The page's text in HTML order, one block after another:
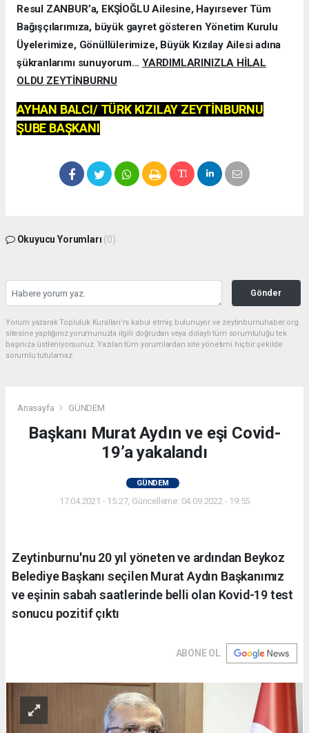
Resul ZANBUR’a, EKŞİOĞLU Ailesine, Hayırsever Tüm
Bağışçılarımıza, büyük gayret gösteren Yönetim Kurulu
Üyelerimize, Gönüllülerimize, Büyük Kızılay Ailesi adına
şükranlarımı sunuyorum...YARDIMLARINIZLA HİLAL
OLDU ZEYTİNBURNU
AYHAN BALCI/ TÜRK KIZILAY ZEYTİNBURNU
ŞUBE BAŞKANI
Okuyucu Yorumları (0)
Gönder
Yorum yazarak Topluluk Kuralları’nı kabul etmiş bulunuyor ve zeytinburnuhaber.org
sitesine yaptığınız yorumunuzla ilgili doğrudan veya dolaylı tüm sorumluluğu tek
başınıza üstleniyorsunuz. Yazılan tüm yorumlardan site yönetimi hiçbir şekilde
sorumlu tutulamaz.
Anasayfa GÜNDEM
Başkanı Murat Aydın ve eşi Covid-
19’a yakalandı
GÜNDEM
17.04.2021 - 15:27, Güncelleme: 04.09.2022 - 19:55
Zeytinburnu'nu 20 yıl yöneten ve ardından Beykoz
Belediye Başkanı seçilen Murat Aydın Başkanımız
ve eşinin sabah saatlerinde belli olan Kovid-19 test
sonucu pozitif çıktı
ABONE OL